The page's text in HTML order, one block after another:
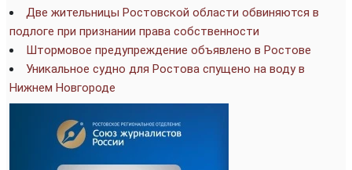
Две жительницы Ростовской области обвиняются в
подлоге при признании права собственности
Штормовое предупреждение объявлено в Ростове
Уникальное судно для Ростова спущено на воду в
Нижнем Новгороде